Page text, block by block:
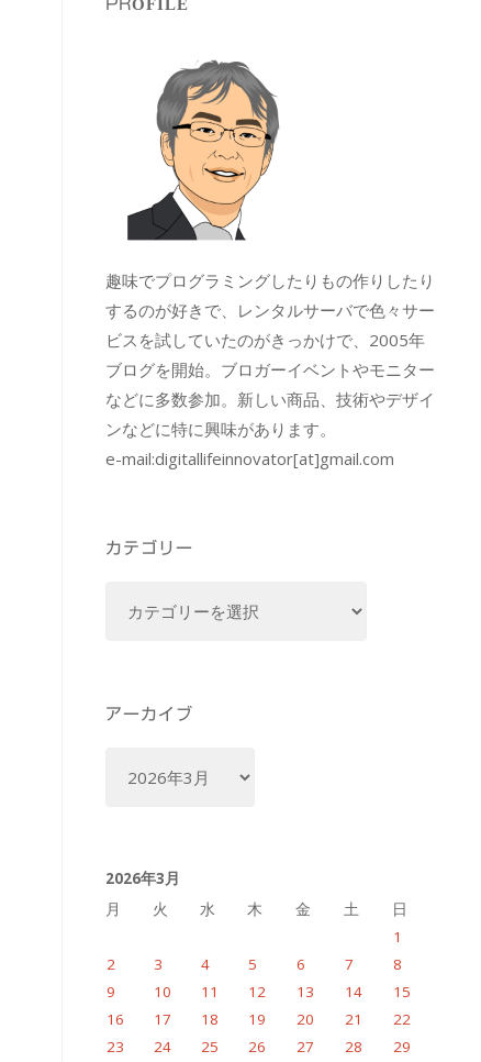
PROFILE
趣味でプログラミングしたりもの作りしたり
するのが好きで、レンタルサーバで色々サー
ビスを試していたのがきっかけで、2005年
ブログを開始。ブロガーイベントやモニター
などに多数参加。新しい商品、技術やデザイ
ンなどに特に興味があります。
e-mail:digitallifeinnovator[at]gmail.com
カテゴリー
ー
アーカイブ
ブ
2026年3月
月
火 水 木 金 土
日
1
2
3 4 5 6 7
8
9
10 11 12 13 14
15
16
17 18 19 20 21
22
23
24 25 26 27 28
29